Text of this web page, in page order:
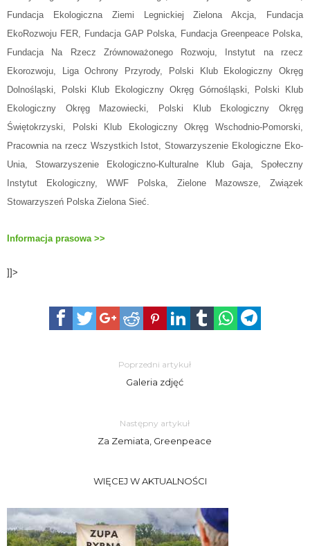
Fundacja Ekologiczna Ziemi Legnickiej Zielona Akcja, Fundacja
EkoRozwoju FER, Fundacja GAP Polska, Fundacja Greenpeace Polska,
Fundacja Na Rzecz Zrównoważonego Rozwoju, Instytut na rzecz
Ekorozwoju, Liga Ochrony Przyrody, Polski Klub Ekologiczny Okręg
Dolnośląski, Polski Klub Ekologiczny Okręg Górnośląski, Polski Klub
Ekologiczny Okręg Mazowiecki, Polski Klub Ekologiczny Okręg
Świętokrzyski, Polski Klub Ekologiczny Okręg Wschodnio-Pomorski,
Pracownia na rzecz Wszystkich Istot, Stowarzyszenie Ekologiczne Eko-
Unia, Stowarzyszenie Ekologiczno-Kulturalne Klub Gaja,
Społeczny
Instytut Ekologiczny, WWF Polska, Zielone Mazowsze, Związek
Stowarzyszeń Polska Zielona Sieć.
Informacja prasowa >>
]]>
Poprzedni artykuł
Galeria zdjęć
Następny artykuł
Za Zemiata, Greenpeace
WIĘCEJ W AKTUALNOŚCI